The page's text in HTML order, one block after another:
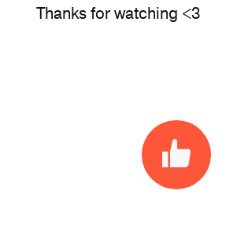
Thanks for watching <3